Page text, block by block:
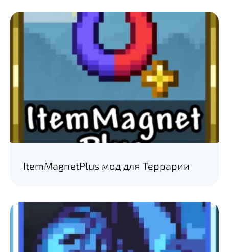
ItemMagnetPlus мод для Террарии